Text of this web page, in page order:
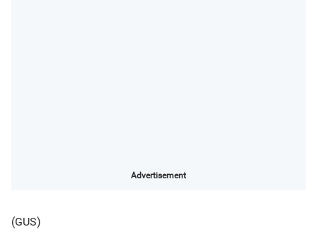
Advertisement
(GUS)